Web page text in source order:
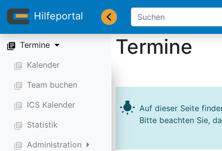
Hilfeportal
library_books
library_books Buchungssystem
library_books Termine
library_books Kalender
library_books Team buchen
library_books ICS Kalender
library_books Statistik
library_books Administration
Termine
wb_incandescent Auf dieser Seite
Bitte beachten Sie,